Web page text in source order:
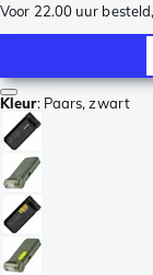
Voor 22.00 uur
Kleur: Paars, zwart